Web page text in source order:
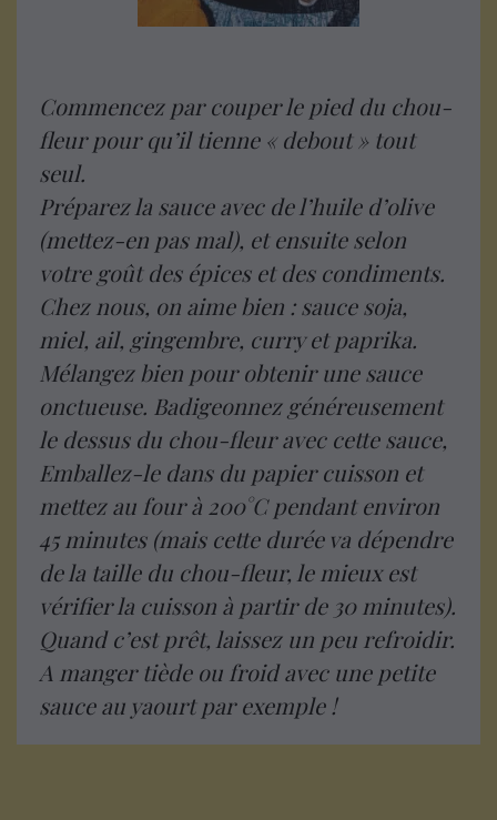
Commencez par couper le pied du chou-
fleur pour qu’il tienne « debout » tout
seul.
Préparez la sauce avec de l’huile d’olive
(mettez-en pas mal), et ensuite selon
votre goût des épices et des condiments.
Chez nous, on aime bien : sauce soja,
miel, ail, gingembre, curry et paprika.
Mélangez bien pour obtenir une sauce
onctueuse. Badigeonnez généreusement
le dessus du chou-fleur avec cette sauce,
Emballez-le dans du papier cuisson et
mettez au four à 200°C pendant environ
45 minutes (mais cette durée va dépendre
de la taille du chou-fleur, le mieux est
vérifier la cuisson à partir de 30 minutes).
Quand c’est prêt, laissez un peu refroidir.
A manger tiède ou froid avec une petite
sauce au yaourt par exemple !